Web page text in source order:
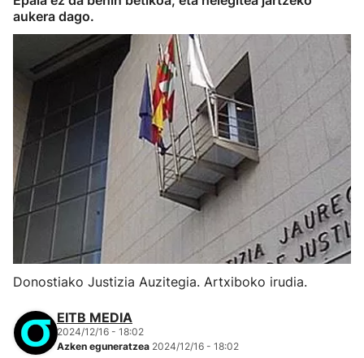
aukera dago.
Donostiako Justizia Auzitegia. Artxiboko irudia.
EITB MEDIA
2024/12/16 - 18:02
Azken eguneratzea 2024/12/16 - 18:02